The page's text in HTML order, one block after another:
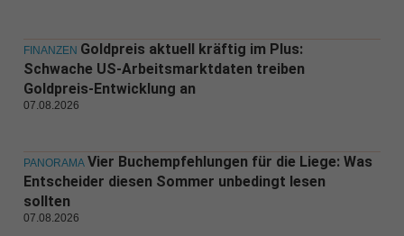
FINANZEN Goldpreis aktuell kräftig im Plus:
Schwache US-Arbeitsmarktdaten treiben
Goldpreis-Entwicklung an
07.08.2026
PANORAMA Vier Buchempfehlungen für die Liege: Was
Entscheider diesen Sommer unbedingt lesen
sollten
07.08.2026